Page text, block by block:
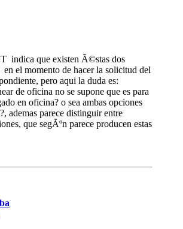
indica que existen Ã©stas dos
en el momento de hacer la solicitud del
pero aqui la duda es:
de oficina no se supone que es para
en oficina? o sea ambas opciones
ademas parece distinguir entre
que segÃºn parece producen estas